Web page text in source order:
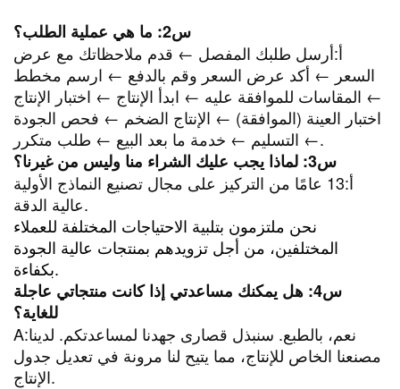
س2: ما هي عملية الطلب؟
أ:أرسل طلبك المفصل ← قدم ملاحظاتك مع عرض
السعر ← أكد عرض السعر وقم بالدفع ← ارسم مخطط
المقاسات للموافقة عليه ← ابدأ الإنتاج ← اختبار الإنتاج ←
اختبار العينة (الموافقة) ← الإنتاج الضخم ← فحص الجودة
← التسليم ← خدمة ما بعد البيع ← طلب متكرر.
س3: لماذا يجب عليك الشراء منا وليس من غيرنا؟
أ:
13 عامًا من التركيز على مجال تصنيع النماذج الأولية
عالية الدقة.
نحن ملتزمون بتلبية الاحتياجات المختلفة للعملاء
المختلفين، من أجل تزويدهم بمنتجات عالية الجودة
بكفاءة.
س4: هل يمكنك مساعدتي إذا كانت منتجاتي عاجلة
للغاية؟
A:نعم، بالطبع. سنبذل قصارى جهدنا لمساعدتكم. لدينا
مصنعنا الخاص للإنتاج، مما يتيح لنا مرونة في تعديل جدول
الإنتاج.